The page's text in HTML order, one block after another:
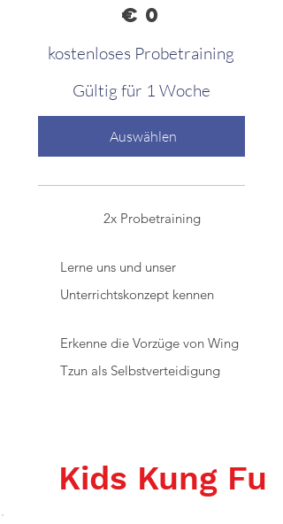
€ 0
kostenloses Probetraining
Gültig für 1 Woche
Auswählen
2x Probetraining
Lerne uns und unser
Unterrichtskonzept kennen
Erkenne die Vorzüge von Wing
Tzun als Selbstverteidigung
Kids Kung Fu